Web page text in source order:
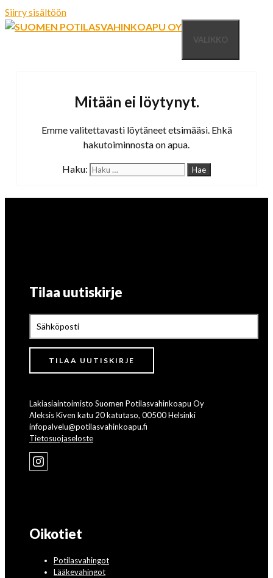
Siirry sisältöön
VALIKKO
Mitään ei löytynyt.
Emme valitettavasti löytäneet etsimääsi. Ehkä
hakutoiminnosta on apua.
Haku:
Tilaa uutiskirje
Lakiasiaintoimisto Suomen Potilasvahinkoapu Oy
Aleksis Kiven katu 20 katutaso, 00500 Helsinki
infopalvelu@potilasvahinkoapu.fi
Tietosuojaseloste
Oikotiet
Potilasvahingot
Lääkevahingot